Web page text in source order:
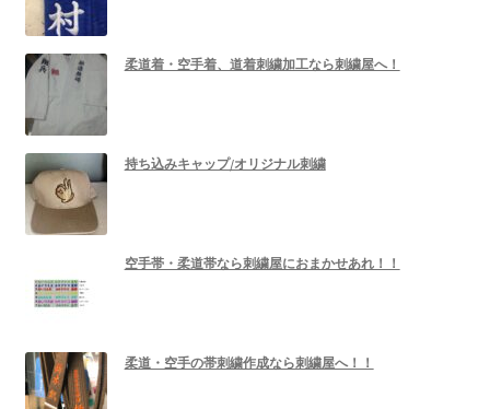
柔道着・空手着、道着刺繍加工なら刺繍屋へ！
持ち込みキャップ/オリジナル刺繍
空手帯・柔道帯なら刺繍屋におまかせあれ！！
柔道・空手の帯刺繍作成なら刺繍屋へ！！